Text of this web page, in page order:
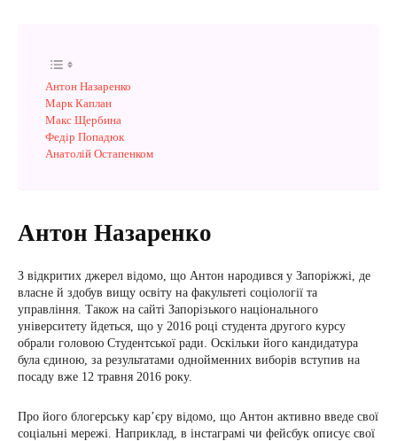
Антон Назаренко
Марк Каплан
Макс Щербина
Федір Попадюк
Анатолій Остапенком
Антон Назаренко
З відкритих джерел відомо, що Антон народився у Запоріжжі, де
власне й здобув вищу освіту на факультеті соціології та
управління. Також на сайті Запорізького національного
університету йдеться, що у 2016 році студента другого курсу
обрали головою Студентської ради. Оскільки його кандидатура
була єдиною, за результатами однойменних виборів вступив на
посаду вже 12 травня 2016 року.
Про його блогерську кар’єру відомо, що Антон активно введе свої
соціальні мережі. Наприклад, в інстаграмі чи фейсбук описує свої